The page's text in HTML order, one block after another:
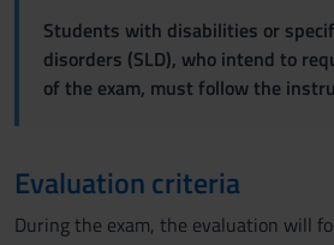
Students with disabilities or
disorders (SLD), who intend to
of the exam, must follow the
Evaluation criteria
During the exam, the evaluation will